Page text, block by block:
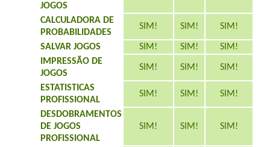
JOGOS
CALCULADORA DE
PROBABILIDADES
SIM! SIM! SIM!
SALVAR JOGOS SIM! SIM!
SIM!
IMPRESSÃO DE
JOGOS
SIM! SIM! SIM!
ESTATISTICAS
PROFISSIONAL
SIM! SIM! SIM!
DESDOBRAMENTOS
DE JOGOS
PROFISSIONAL
SIM! SIM! SIM!